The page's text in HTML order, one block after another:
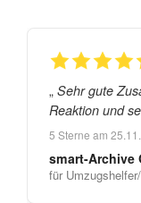
„
Reaktion und
5 Sterne am
smart-Archive
für